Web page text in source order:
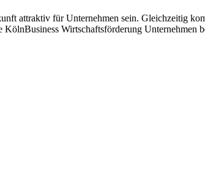
attraktiv für Unternehmen sein. Gleichzeitig
KölnBusiness Wirtschaftsförderung